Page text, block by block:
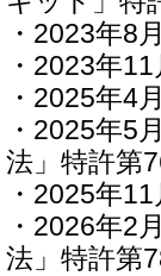
・2023年8
・2023年
・2025年4
・2025年5
法」特許第
・2025年
・2026年2
法」特許第